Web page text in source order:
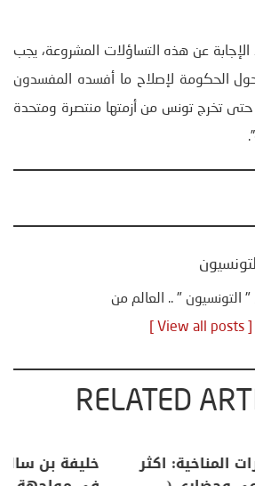
عن هذه التساؤلات المشروعة، يجب
الحكومة لإصلاح ما أفسده المفسدون
حتى تخرج تونس من أزمتها منتصرة ومتحدة
التونسيون
التونسيون " .. العالم من
RELATED
حول: التغيرات المناخية: اكثر